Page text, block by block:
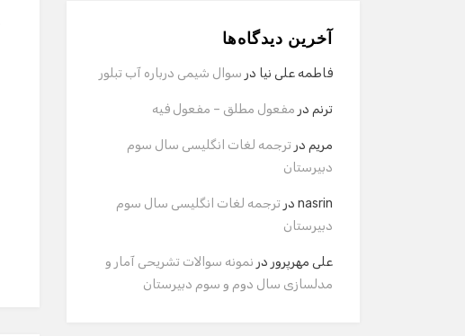
آخرین دیدگاه‌ها
فاطمه علی نیا در سوال شیمی درباره آب تبلور
ترنم در مفعول مطلق – مفعول فیه
مریم در ترجمه لغات انگلیسی سال سوم
دبیرستان
nasrin در ترجمه لغات انگلیسی سال سوم
دبیرستان
علی مهرپرور در نمونه سوالات تشریحی آمار و
مدلسازی سال دوم و سوم دبیرستان